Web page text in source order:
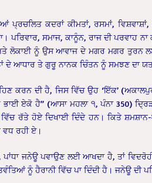
ਕਦਰਾਂ ਕੀਮਤਾਂ, ਰਸਮਾਂ, ਵਿਸ਼ਵਾਸ਼ਾਂ,
ਸਮਾਜ, ਕਾਨੂੰਨ, ਰਾਜ ਦੀ ਪਰਵਾਹ ਨਾ
ਲੋਕਾਈ ਨੂੰ ਉਸ ਆਵਾਜ ਦੇ ਮਗਰ ਮਗਰ ਤੁਰਨ
ਦੇ ਆਧਾਰ ਤੇ ਗੁਰੂ ਨਾਨਕ ਚਿੰਤਨ ਨੂੰ ਸਮਝਣ ਦਾ
ਕਰਨ ਦੀ ਹੈ, ਜਿਸ ਵਿੱਚ ਉਹ ‘ਇੱਕ’
ਏਕੋ ਹੈ” (ਆਸਾ ਮਹਲਾ ੧, ਪੰਨਾ 350)
ਰੱਤੇ ਹੋਏ ਦਿਖਾਈ ਦਿੰਦੇ ਹਨ। ਕਿਤੇ
ਰਹੀ ਏ।
ਜਨੇਊ ਪਵਾਉਣ ਲਈ ਆਖਦਾ ਹੈ, ਤਾਂ
ਨੂੰ ਹੈਰਾਨੀ ਵਿੱਚ ਪਾ ਦਿੰਦੀ ਹੈ। ਜਨੇਊ ਦੀ